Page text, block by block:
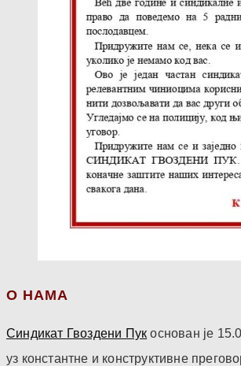
О НАМА
Синдикат Гвоздени Пук основан је
уз константне и конструктивне